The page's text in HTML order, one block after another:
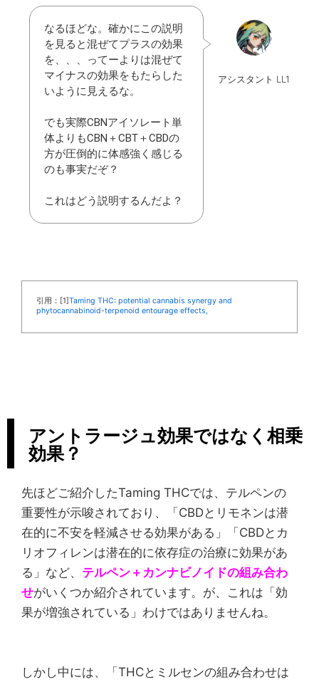
なるほどな。確かにこの説明
を見ると混ぜてプラスの効果
を、、、ってーよりは混ぜて
マイナスの効果をもたらした
いように見えるな。
でも実際CBNアイソレート単
体よりもCBN＋CBT＋CBDの
方が圧倒的に体感強く感じる
のも事実だぞ？
これはどう説明するんだよ？
アシスタント LL1
引用：[1]Taming THC: potential cannabis synergy and
phytocannabinoid-terpenoid entourage effects,
アントラージュ効果ではなく相乗
効果？
先ほどご紹介したTaming THCでは、テルペンの
重要性が示唆されており、「CBDとリモネンは潜
在的に不安を軽減させる効果がある」「CBDとカ
リオフィレンは潜在的に依存症の治療に効果があ
る」など、 テルペン＋カンナビノイドの組み合わ
せがいくつか紹介されています。が、これは「効
果が増強されている」わけではありませんね。
しかし中には、「THCとミルセンの組み合わせは